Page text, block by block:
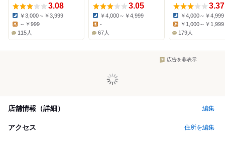
3.08
Dinner:
￥3,000～￥3,999
～￥999
115人
3.05
Dinner:
￥4,000～￥4,999
Lunch:
-
67人
3.37
Dinner:
￥4,000～￥4,999
￥1,000～￥1,999
179人
広告を非表示
店舗情報（詳細） 編集
アクセス 住所を編集